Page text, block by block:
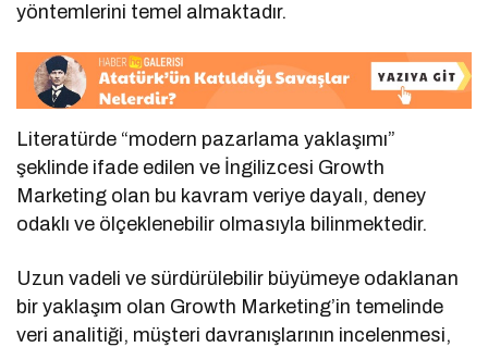
yöntemlerini temel almaktadır.
Literatürde “modern pazarlama yaklaşımı”
şeklinde ifade edilen ve İngilizcesi Growth
Marketing olan bu kavram veriye dayalı, deney
odaklı ve ölçeklenebilir olmasıyla bilinmektedir.
Uzun vadeli ve sürdürülebilir büyümeye odaklanan
bir yaklaşım olan Growth Marketing’in temelinde
veri analitiği, müşteri davranışlarının incelenmesi,